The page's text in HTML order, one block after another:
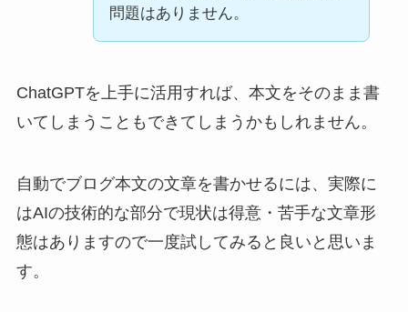
問題はありません。
ChatGPTを上手に活用すれば、本文をそのまま書
いてしまうこともできてしまうかもしれません。
自動でブログ本文の文章を書かせるには、実際に
はAIの技術的な部分で現状は得意・苦手な文章形
態はありますので一度試してみると良いと思いま
す。